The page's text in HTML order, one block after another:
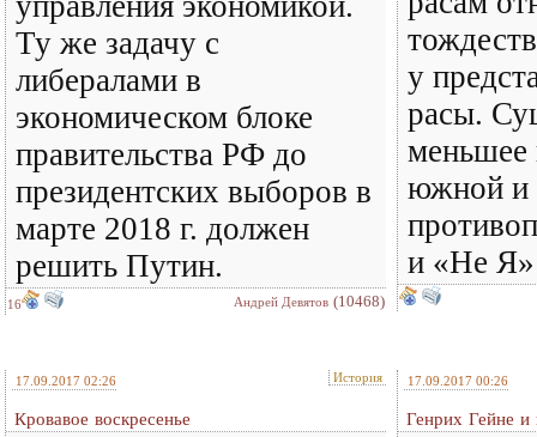
Ту же задачу с
либералами в
экономическом блоке
правительства РФ до
президентских выборов в
марте 2018 г. должен
решить Путин.
16 Андрей Девятов (10468)
у
расы.
меньшее
южной и
и «Не Я»
17.09.2017 02:26 История
Кровавое воскресенье
17.09.2017 00:26
Генрих Гейне